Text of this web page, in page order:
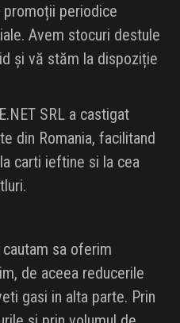
periodice
Avem stocuri destule
și vă stăm la dispoziție
SRL a castigat
din Romania, facilitand
carti ieftine si la cea
sa oferim
de aceea reducerile
gasi in alta parte. Prin